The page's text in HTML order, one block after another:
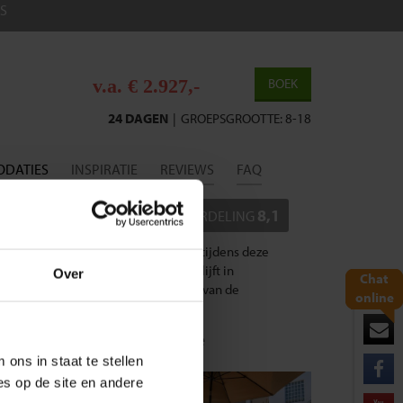
Over
ons in staat te stellen
op de site en andere
Chat
online
BOEK
v.a. € 2.927,-
GROEPSGROOTTE: 8-18
|
24 DAGEN
INSPIRATIE REVIEWS FAQ
BEOORDELING 8,1
van) de accommodaties die wij tijdens deze
en beschikbaarheid
. Je verblijft in
maar kunnen verschillen van de
Mérida - María José